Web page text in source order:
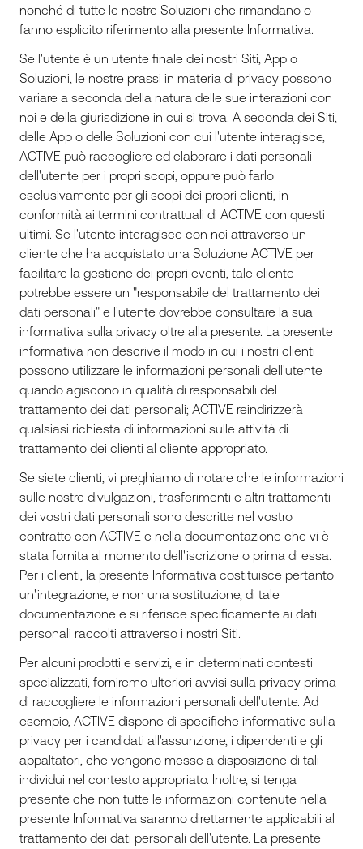
nonché di tutte le nostre Soluzioni che rimandano o
fanno esplicito riferimento alla presente Informativa.
Se l'utente è un utente finale dei nostri Siti, App o
Soluzioni, le nostre prassi in materia di privacy possono
variare a seconda della natura delle sue interazioni con
noi e della giurisdizione in cui si trova. A seconda dei Siti,
delle App o delle Soluzioni con cui l'utente interagisce,
ACTIVE può raccogliere ed elaborare i dati personali
dell'utente per i propri scopi, oppure può farlo
esclusivamente per gli scopi dei propri clienti, in
conformità ai termini contrattuali di ACTIVE con questi
ultimi. Se l'utente interagisce con noi attraverso un
cliente che ha acquistato una Soluzione ACTIVE per
facilitare la gestione dei propri eventi, tale cliente
potrebbe essere un "responsabile del trattamento dei
dati personali" e l'utente dovrebbe consultare la sua
informativa sulla privacy oltre alla presente. La presente
informativa non descrive il modo in cui i nostri clienti
possono utilizzare le informazioni personali dell'utente
quando agiscono in qualità di responsabili del
trattamento dei dati personali; ACTIVE reindirizzerà
qualsiasi richiesta di informazioni sulle attività di
trattamento dei clienti al cliente appropriato.
Se siete clienti, vi preghiamo di notare che le informazioni
sulle nostre divulgazioni, trasferimenti e altri trattamenti
dei vostri dati personali sono descritte nel vostro
contratto con ACTIVE e nella documentazione che vi è
stata fornita al momento dell'iscrizione o prima di essa.
Per i clienti, la presente Informativa costituisce pertanto
un'integrazione, e non una sostituzione, di tale
documentazione e si riferisce specificamente ai dati
personali raccolti attraverso i nostri Siti.
Per alcuni prodotti e servizi, e in determinati contesti
specializzati, forniremo ulteriori avvisi sulla privacy prima
di raccogliere le informazioni personali dell'utente. Ad
esempio, ACTIVE dispone di specifiche informative sulla
privacy per i candidati all'assunzione, i dipendenti e gli
appaltatori, che vengono messe a disposizione di tali
individui nel contesto appropriato. Inoltre, si tenga
presente che non tutte le informazioni contenute nella
presente Informativa saranno direttamente applicabili al
trattamento dei dati personali dell'utente. La presente